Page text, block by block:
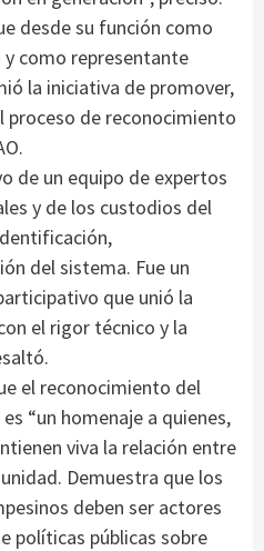
desde su función como
y como representante
la iniciativa de promover,
proceso de reconocimiento
de un equipo de expertos
y de los custodios del
del sistema. Fue un
que unió la
el rigor técnico y la
el reconocimiento del
“un homenaje a quienes,
viva la relación entre
Demuestra que los
deben ser actores
políticas públicas sobre